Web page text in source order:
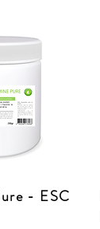
- ESC